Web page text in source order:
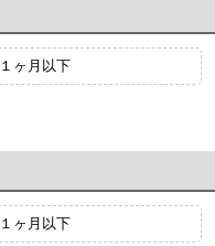
１ヶ月以下
１ヶ月以下